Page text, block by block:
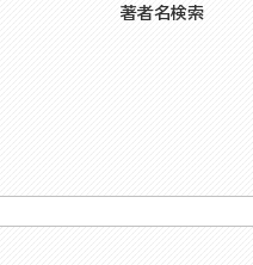
著者名検索